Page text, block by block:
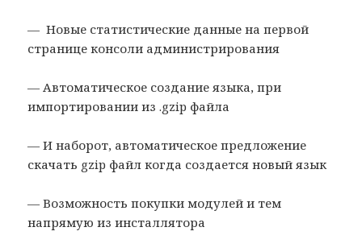
— Новые статистические данные на первой
странице консоли администрирования
— Автоматическое создание языка, при
импортировании из .gzip файла
— И наборот, автоматическое предложение
скачать gzip файл когда создается новый язык
— Возможность покупки модулей и тем
напрямую из инсталлятора